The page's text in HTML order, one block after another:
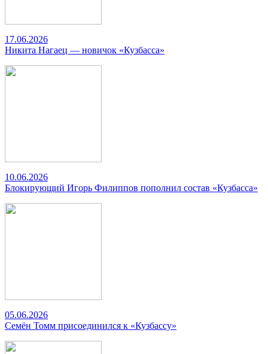
17.06.2026
Никита Нагаец — новичок «Кузбасса»
10.06.2026
Блокирующий Игорь Филиппов пополнил состав «Кузбасса»
05.06.2026
Семён Томм присоединился к «Кузбассу»